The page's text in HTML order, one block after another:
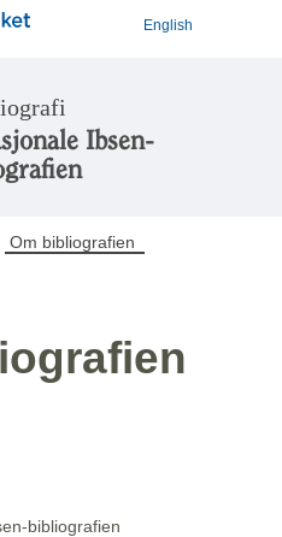
English
Ibsen-
Om bibliografien
bibliografien